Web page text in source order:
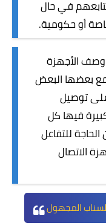
في حال
أو حكومية.
الأجهزة
بعضها البعض
على توصيل
فيها كل
للتفاعل
الاتصال
المجهول